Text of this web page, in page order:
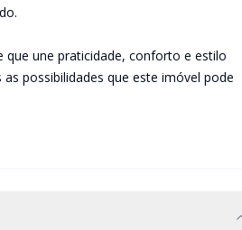
une praticidade, conforto e estilo
possibilidades que este imóvel pode